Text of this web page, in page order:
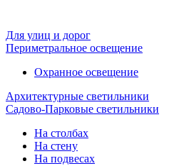
Для улиц и дорог
Периметральное освещение
Охранное освещение
Архитектурные светильники
Садово-Парковые светильники
На столбах
На стену
На подвесах